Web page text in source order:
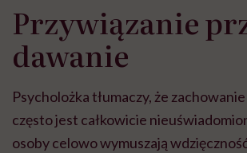
może chyba tylko
głupota i brak
wyobraźni"
pracy
Przywiązanie
dawanie
Psycholożka tłumaczy, że
często jest całkowicie
osoby celowo wymuszają